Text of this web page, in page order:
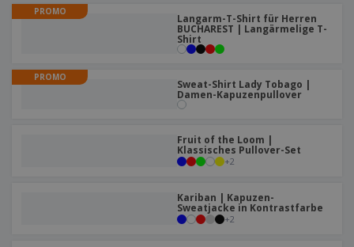
PROMO
Langarm-T-Shirt für Herren
BUCHAREST | Langärmelige T-
Shirt
PROMO
Sweat-Shirt Lady Tobago |
Damen-Kapuzenpullover
Fruit of the Loom |
Klassisches Pullover-Set
+2
Kariban | Kapuzen-
Sweatjacke in Kontrastfarbe
+2